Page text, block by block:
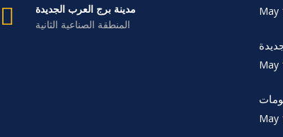
مدينة برج العرب الجديدة
المنطقة الصناعية الثانية
May
May
May